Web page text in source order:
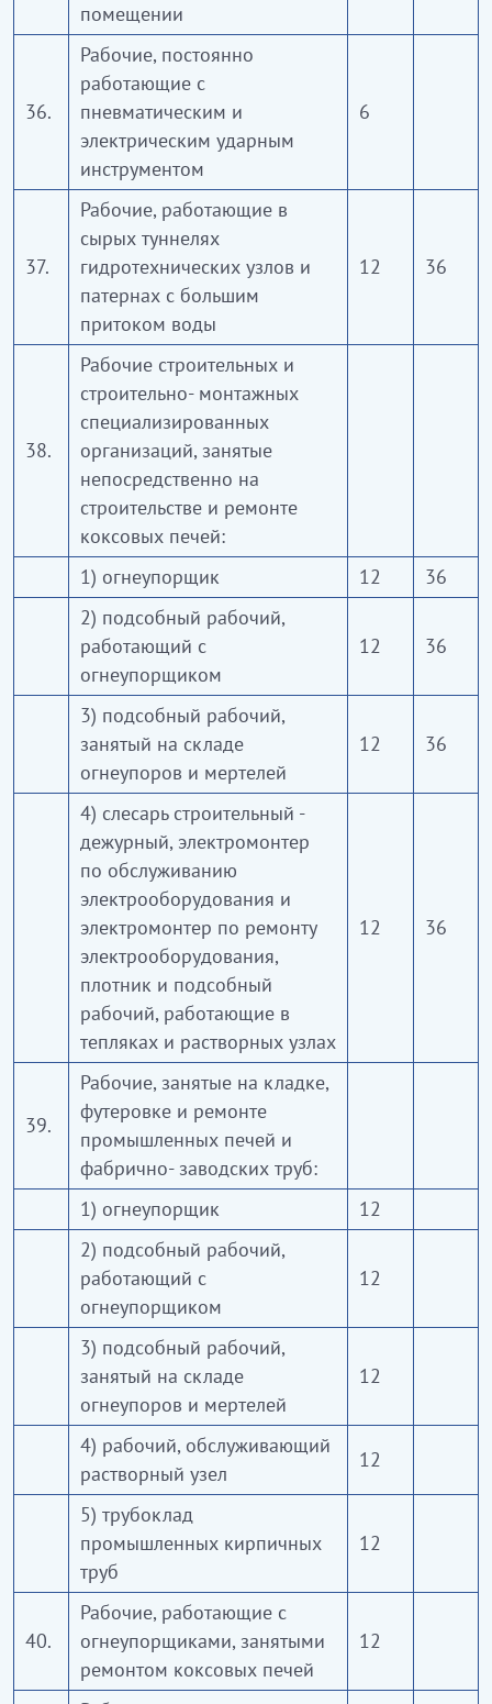
помещении
36.
Рабочие, постоянно
работающие с
пневматическим и
электрическим ударным
инструментом
6
37.
Рабочие, работающие в
сырых туннелях
гидротехнических узлов и
патернах с большим
притоком воды
12 36
38.
Рабочие строительных и
строительно- монтажных
специализированных
организаций, занятые
непосредственно на
строительстве и ремонте
коксовых печей:
1) огнеупорщик
12
36
2) подсобный рабочий,
работающий с
огнеупорщиком
12 36
3) подсобный рабочий,
занятый на складе
огнеупоров и мертелей
12 36
4) слесарь строительный -
дежурный, электромонтер
по обслуживанию
электрооборудования и
электромонтер по ремонту
электрооборудования,
плотник и подсобный
рабочий, работающие в
тепляках и растворных узлах
12 36
39.
Рабочие, занятые на кладке,
футеровке и ремонте
промышленных печей и
фабрично- заводских труб:
1) огнеупорщик
12
2) подсобный рабочий,
работающий с
огнеупорщиком
12
3) подсобный рабочий,
занятый на складе
огнеупоров и мертелей
12
4) рабочий, обслуживающий
растворный узел
12
5) трубоклад
промышленных кирпичных
труб
12
40.
Рабочие, работающие с
огнеупорщиками, занятыми
ремонтом коксовых печей
12